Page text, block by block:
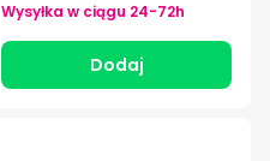
Wysyłka w ciągu 24-72h
Dodaj